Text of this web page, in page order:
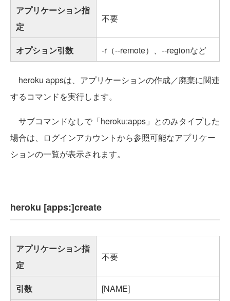
アプリケーション指
定
不要
オプション引数 -r（--remote）、--regionなど
heroku appsは、アプリケーションの作成／廃棄に関連
するコマンドを実行します。
サブコマンドなしで「heroku:apps」とのみタイプした
場合は、ログインアカウントから参照可能なアプリケー
ションの一覧が表示されます。
heroku [apps:]create
アプリケーション指
定
不要
引数
[NAME]